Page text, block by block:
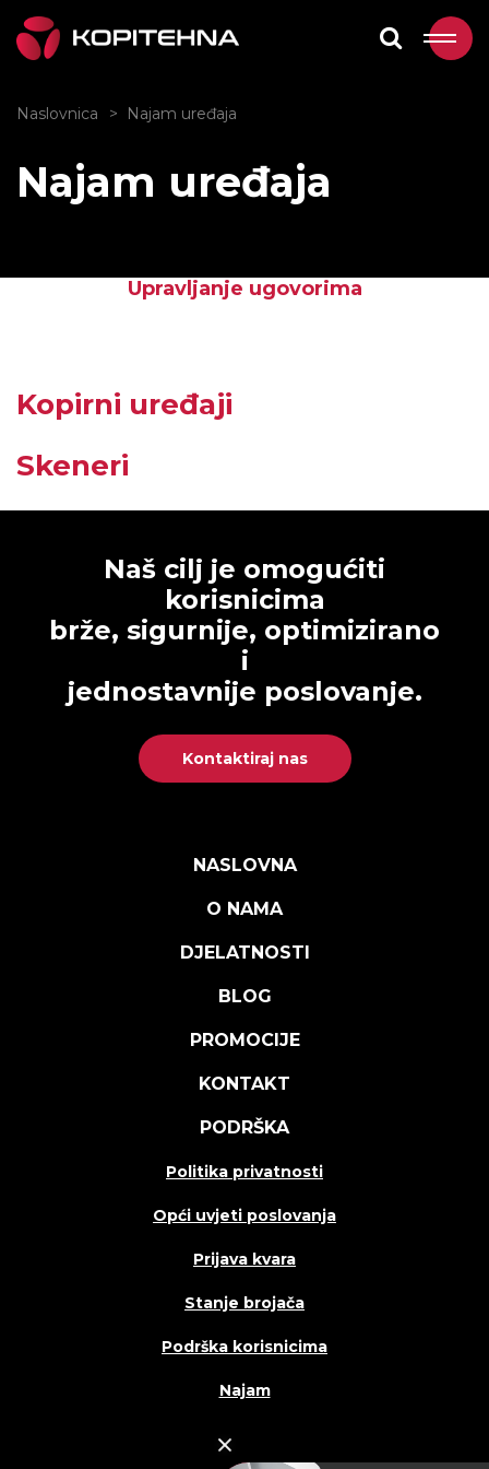
Naslovnica Najam uređaja
Najam uređaja
Upravljanje ugovorima
Kopirni uređaji
Skeneri
Naš cilj je omogućiti
korisnicima
brže, sigurnije, optimizirano
i
jednostavnije poslovanje.
Kontaktiraj nas
NASLOVNA
O NAMA
DJELATNOSTI
BLOG
PROMOCIJE
KONTAKT
PODRŠKA
Politika privatnosti
Opći uvjeti poslovanja
Prijava kvara
Stanje brojača
Podrška korisnicima
Najam